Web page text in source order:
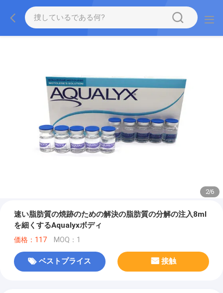
2/6
速い脂肪質の焼跡のための解決の脂肪質の分解の注入8ml
を細くするAqualyxボディ
価格：117 MOQ：1
ベストプライス 接触